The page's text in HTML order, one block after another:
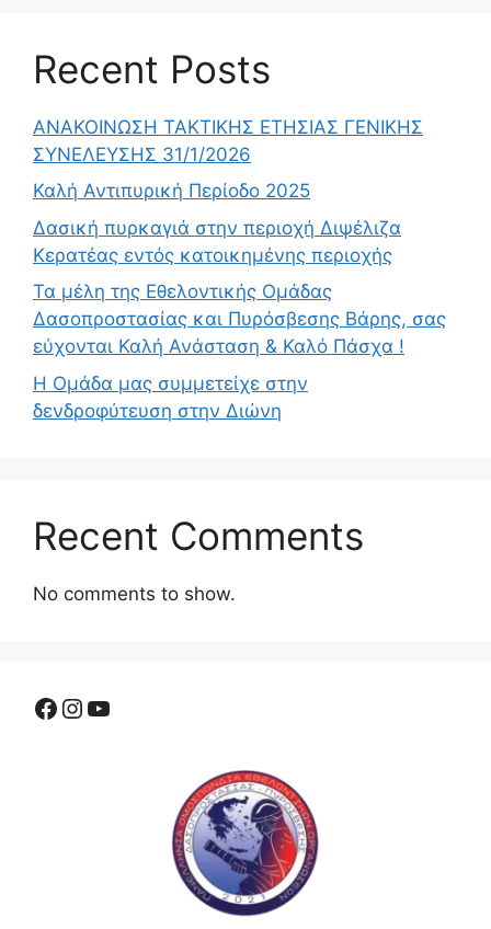
Recent Posts
ΑΝΑΚΟΙΝΩΣΗ ΤΑΚΤΙΚΗΣ ΕΤΗΣΙΑΣ ΓΕΝΙΚΗΣ
ΣΥΝΕΛΕΥΣΗΣ 31/1/2026
Καλή Αντιπυρική Περίοδο 2025
Δασική πυρκαγιά στην περιοχή Διψέλιζα
Κερατέας εντός κατοικημένης περιοχής
Τα μέλη της Εθελοντικής Ομάδας
Δασοπροστασίας και Πυρόσβεσης Βάρης, σας
εύχονται Καλή Ανάσταση & Καλό Πάσχα !
Η Ομάδα μας συμμετείχε στην
δενδροφύτευση στην Διώνη
Recent Comments
No comments to show.